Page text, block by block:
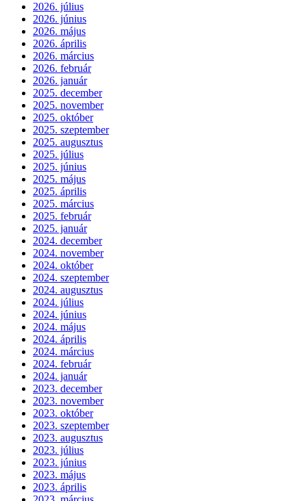
2026. július
2026. június
2026. május
2026. április
2026. március
2026. február
2026. január
2025. december
2025. november
2025. október
2025. szeptember
2025. augusztus
2025. július
2025. június
2025. május
2025. április
2025. március
2025. február
2025. január
2024. december
2024. november
2024. október
2024. szeptember
2024. augusztus
2024. július
2024. június
2024. május
2024. április
2024. március
2024. február
2024. január
2023. december
2023. november
2023. október
2023. szeptember
2023. augusztus
2023. július
2023. június
2023. május
2023. április